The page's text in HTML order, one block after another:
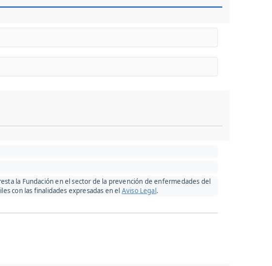
la Fundación en el sector de la prevención de enfermedades del
con las finalidades expresadas en el Aviso Legal.